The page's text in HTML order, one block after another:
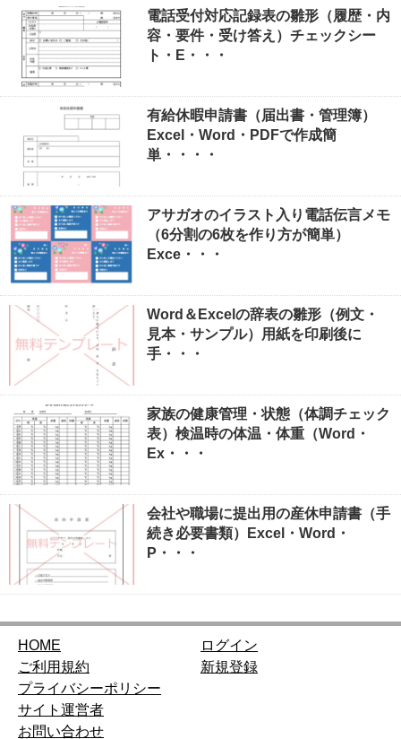
電話受付対応記録表の雛形（履歴・内
容・要件・受け答え）チェックシー
ト・E・・・
有給休暇申請書（届出書・管理簿）
Excel・Word・PDFで作成簡
単・・・・
アサガオのイラスト入り電話伝言メモ
（6分割の6枚を作り方が簡単）
Exce・・・
Word＆Excelの辞表の雛形（例文・
見本・サンプル）用紙を印刷後に
手・・・
家族の健康管理・状態（体調チェック
表）検温時の体温・体重（Word・
Ex・・・
会社や職場に提出用の産休申請書（手
続き必要書類）Excel・Word・
P・・・
HOME
ご利用規約
プライバシーポリシー
サイト運営者
お問い合わせ
ログイン
新規登録